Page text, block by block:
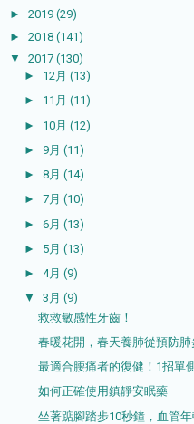
► 2019 (29)
► 2018 (141)
▼ 2017 (130)
► 12月 (13)
► 11月 (11)
► 10月 (12)
► 9月 (11)
► 8月 (14)
► 7月 (10)
► 6月 (13)
► 5月 (13)
► 4月 (9)
▼ 3月 (9)
救救敏感性牙齒！
春暖花開，春天養肺從預防
最適合腰痛者的復健！1招單
如何正確使用鎮靜安眠藥
坐著踮腳踏步10秒鐘，血管